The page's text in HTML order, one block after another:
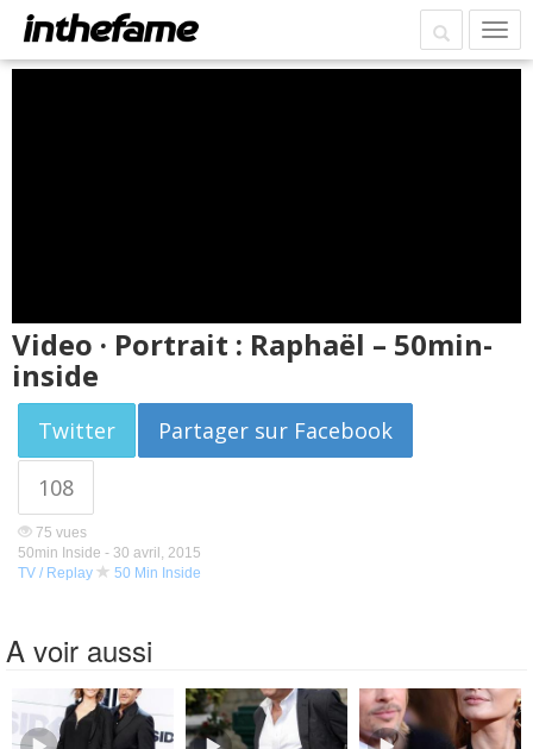
Video · Portrait : Raphaël – 50min-
inside
Twitter
Partager sur Facebook
108
75 vues
50min Inside - 30 avril, 2015
TV / Replay
50 Min Inside
A voir aussi